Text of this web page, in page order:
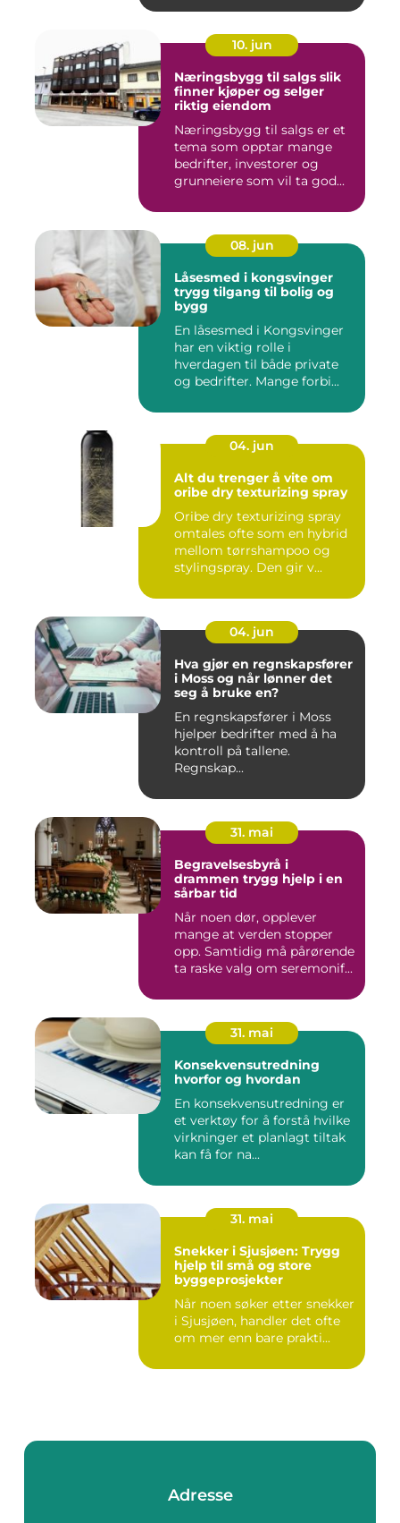
10. jun
Næringsbygg til salgs slik
finner kjøper og selger
riktig eiendom
Næringsbygg til salgs er et
tema som opptar mange
bedrifter, investorer og
grunneiere som vil ta god...
08. jun
Låsesmed i kongsvinger
trygg tilgang til bolig og
bygg
En låsesmed i Kongsvinger
har en viktig rolle i
hverdagen til både private
og bedrifter. Mange forbi...
04. jun
Alt du trenger å vite om
oribe dry texturizing spray
Oribe dry texturizing spray
omtales ofte som en hybrid
mellom tørrshampoo og
stylingspray. Den gir v...
04. jun
Hva gjør en regnskapsfører
i Moss og når lønner det
seg å bruke en?
En regnskapsfører i Moss
hjelper bedrifter med å ha
kontroll på tallene.
Regnskap...
31. mai
Begravelsesbyrå i
drammen trygg hjelp i en
sårbar tid
Når noen dør, opplever
mange at verden stopper
opp. Samtidig må pårørende
ta raske valg om seremonif...
31. mai
Konsekvensutredning
hvorfor og hvordan
En konsekvensutredning er
et verktøy for å forstå hvilke
virkninger et planlagt tiltak
kan få for na...
31. mai
Snekker i Sjusjøen: Trygg
hjelp til små og store
byggeprosjekter
Når noen søker etter snekker
i Sjusjøen, handler det ofte
om mer enn bare prakti...
Adresse